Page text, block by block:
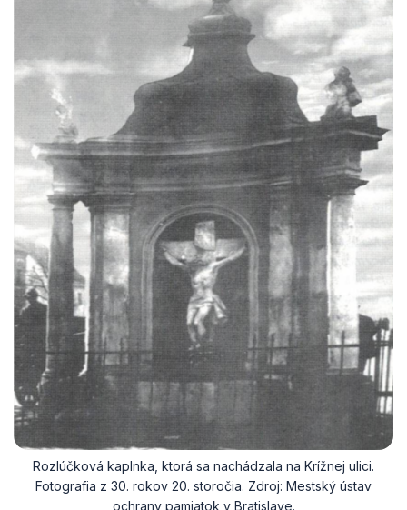
Rozlúčková kaplnka, ktorá sa nachádzala na Krížnej ulici.
Fotografia z 30. rokov 20. storočia. Zdroj: Mestský ústav
ochrany pamiatok v Bratislave.